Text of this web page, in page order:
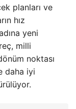
planları ve
hız
yeni
milli
noktası
daha iyi